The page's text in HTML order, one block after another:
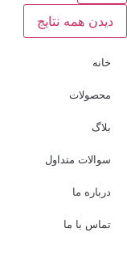
دیدن همه نتایج
خانه
محصولات
بلاگ
سوالات متداول
درباره ما
تماس با ما